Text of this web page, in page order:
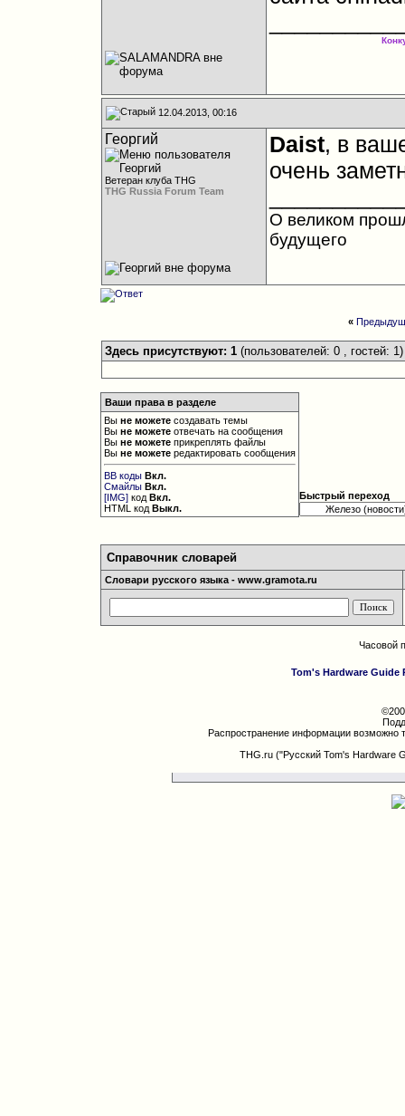
12.04.2013, 00:16
Георгий
Ветеран клуба THG
THG Russia Forum Team
Daist, в
очень
О великом
будущего
«
Здесь присутствуют: 1 (пользователей: 0 , гостей: 1)
Ваши права в разделе
Выне можете создавать темы
Выне можете отвечать на сообщения
Выне можете прикреплять файлы
Выне можете редактировать сообщения
BB коды Вкл.
Смайлы Вкл.
[IMG] кодВкл.
HTML кодВыкл.
Быстрый переход
Справочник словарей
Словари русского языка - www.gramota.ru
Часовой
Tom's Hardware Guide
Распространение информации возможно
THG.ru ("Русский Tom's Hardware